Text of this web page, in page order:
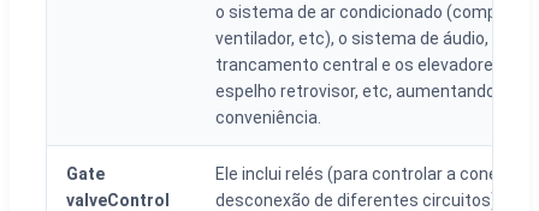
o sistema de ar condicionado
ventilador, etc), o sistema de áudio, o
trancamento central e os elevadores
espelho retrovisor, etc, aumentando o
conveniência.
Gate
valveControl
Ele inclui relés (para controlar a conexão e
desconexão de diferentes circuitos),